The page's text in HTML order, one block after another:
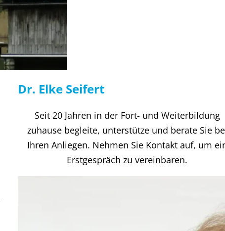
Dr. Elke Seifert
Seit 20 Jahren in der Fort- und Weiterbildung
zuhause begleite, unterstütze und berate Sie
Ihren Anliegen. Nehmen Sie Kontakt auf, um
Erstgespräch zu vereinbaren.